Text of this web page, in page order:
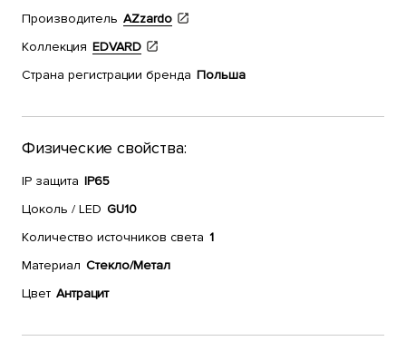
Производитель AZzardo
Коллекция EDVARD
Страна регистрации бренда Польша
Физические свойства:
IP защита IP65
Цоколь / LED GU10
Количество источников света 1
Материал Стекло/Метал
Цвет Антрацит